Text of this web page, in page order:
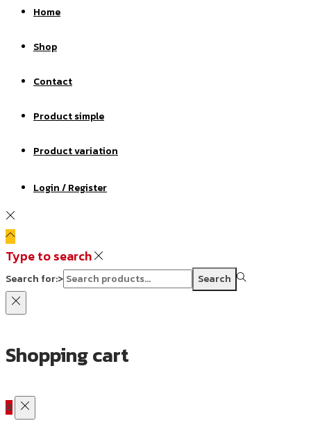
Home
Shop
Contact
Product simple
Product variation
Login / Register
Type to search
Search for:> Search
Shopping cart
0